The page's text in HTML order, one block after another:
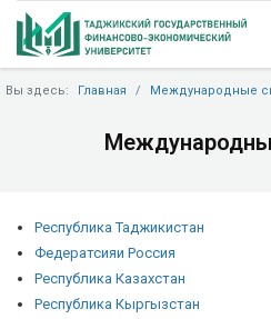
Вы здесь: Главная Международные
Республика Таджикистан
Федератсияи Россия
Республика Казахстан
Республика Кыргызстан